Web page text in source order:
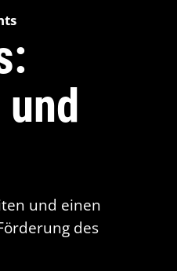
und einen
des